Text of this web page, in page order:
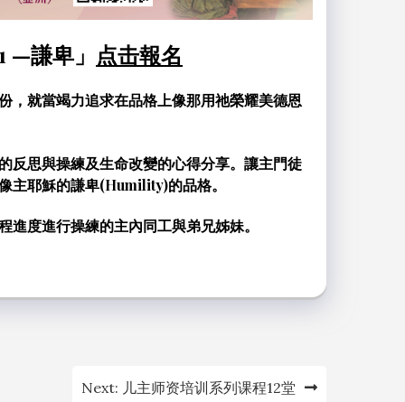
—謙卑」 点击報名
，就當竭力追求在品格上像那用祂榮耀美德恩
反思與操練及生命改變的心得分享。讓主門徒
主耶穌的謙卑(Humility)的品格。
度進行操練的主內同工與弟兄姊妹。
Next: 儿主师资培训系列课程12堂